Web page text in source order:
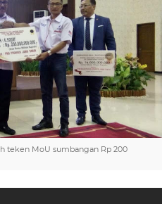
teken MoU sumbangan Rp 200